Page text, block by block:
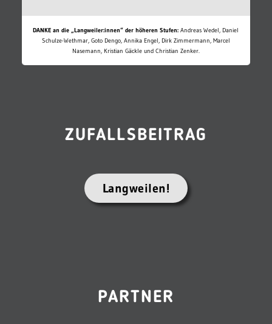
DANKE an die „Langweiler:innen“ der höheren Stufen: Andreas Wedel, Daniel
Schulze-Wethmar, Goto Dengo, Annika Engel, Dirk Zimmermann, Marcel
Nasemann, Kristian Gäckle und Christian Zenker.
ZUFALLSBEITRAG
Langweilen!
PARTNER